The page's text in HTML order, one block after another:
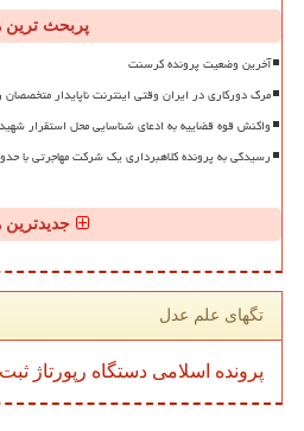
پربحث ترین
آخرین وضعیت پرونده کرسنت
مرگ دورکاری در ایران وقتی اینترنت ناپایدار متخصصان
واکنش قوه قضاییه به ادعای شناسایی محل استقرار شهید
رسیدگی به پرونده کلاهبرداری یک شرکت مهاجرتی با حدود ۳۰۰ شاکی در دادسرای
جدیدترین
تگهای علم عدل
پرونده اسلامی دستگاه رپورتاژ ثبت